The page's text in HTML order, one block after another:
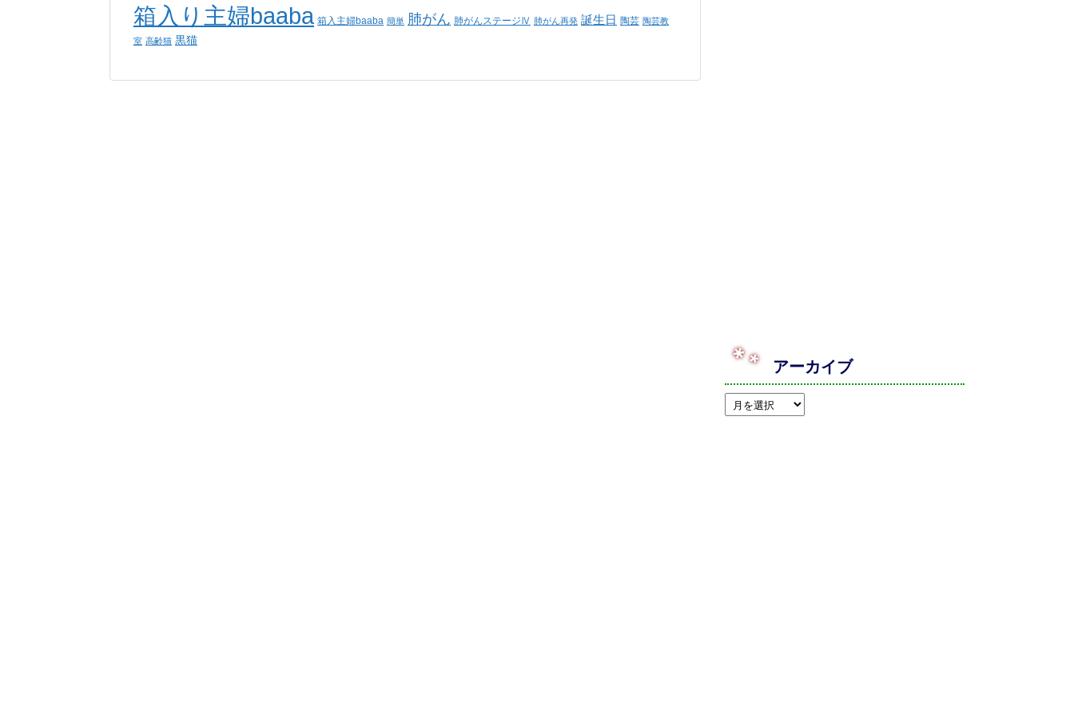
箱入り主婦baaba 箱入主婦baaba 簡単 肺がん 肺がんステージⅣ 肺がん再発 誕生日 陶芸 陶芸教
室 高齢猫 黒猫
アーカイブ